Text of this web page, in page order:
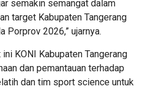
semakin semangat dalam
target Kabupaten Tangerang
Porprov 2026,” ujarnya.
KONI Kabupaten Tangerang
dan pemantauan terhadap
dan tim sport science untuk